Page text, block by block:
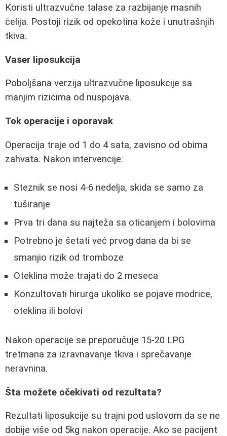
Koristi ultrazvučne talase za razbijanje masnih
ćelija. Postoji rizik od opekotina kože i unutrašnjih
tkiva.
Vaser liposukcija
Poboljšana verzija ultrazvučne liposukcije sa
manjim rizicima od nuspojava.
Tok operacije i oporavak
Operacija traje od 1 do 4 sata, zavisno od obima
zahvata. Nakon intervencije:
Steznik se nosi 4-6 nedelja, skida se samo za
tuširanje
Prva tri dana su najteža sa oticanjem i bolovima
Potrebno je šetati već prvog dana da bi se
smanjio rizik od tromboze
Oteklina može trajati do 2 meseca
Konzultovati hirurga ukoliko se pojave modrice,
oteklina ili bolovi
Nakon operacije se preporučuje 15-20 LPG
tretmana za izravnavanje tkiva i sprečavanje
neravnina.
Šta možete očekivati od rezultata?
Rezultati liposukcije su trajni pod uslovom da se ne
dobije više od 5kg nakon operacije. Ako se pacijent